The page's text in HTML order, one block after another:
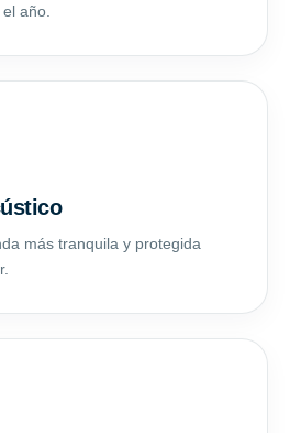
año.
más tranquila y protegida